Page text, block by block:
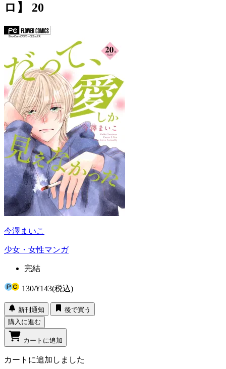
ロ】 20
今澤まいこ
少女・女性マンガ
完結
130/¥143(税込)
新刊通知
後で買う
購入に進む
カートに追加
カートに追加しました